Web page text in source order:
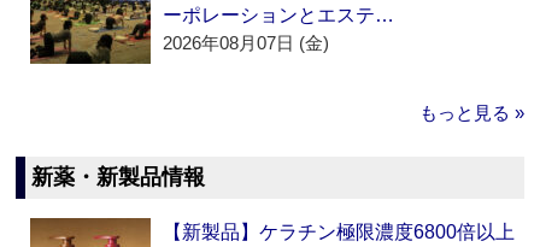
ーポレーションとエステ…
2026年08月07日 (金)
もっと見る »
新薬・新製品情報
【新製品】ケラチン極限濃度6800倍以上